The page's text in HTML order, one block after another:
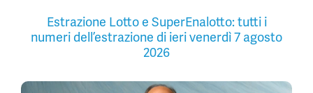
Estrazione Lotto e SuperEnalotto: tutti i
numeri dell’estrazione di ieri venerdì 7 agosto
2026